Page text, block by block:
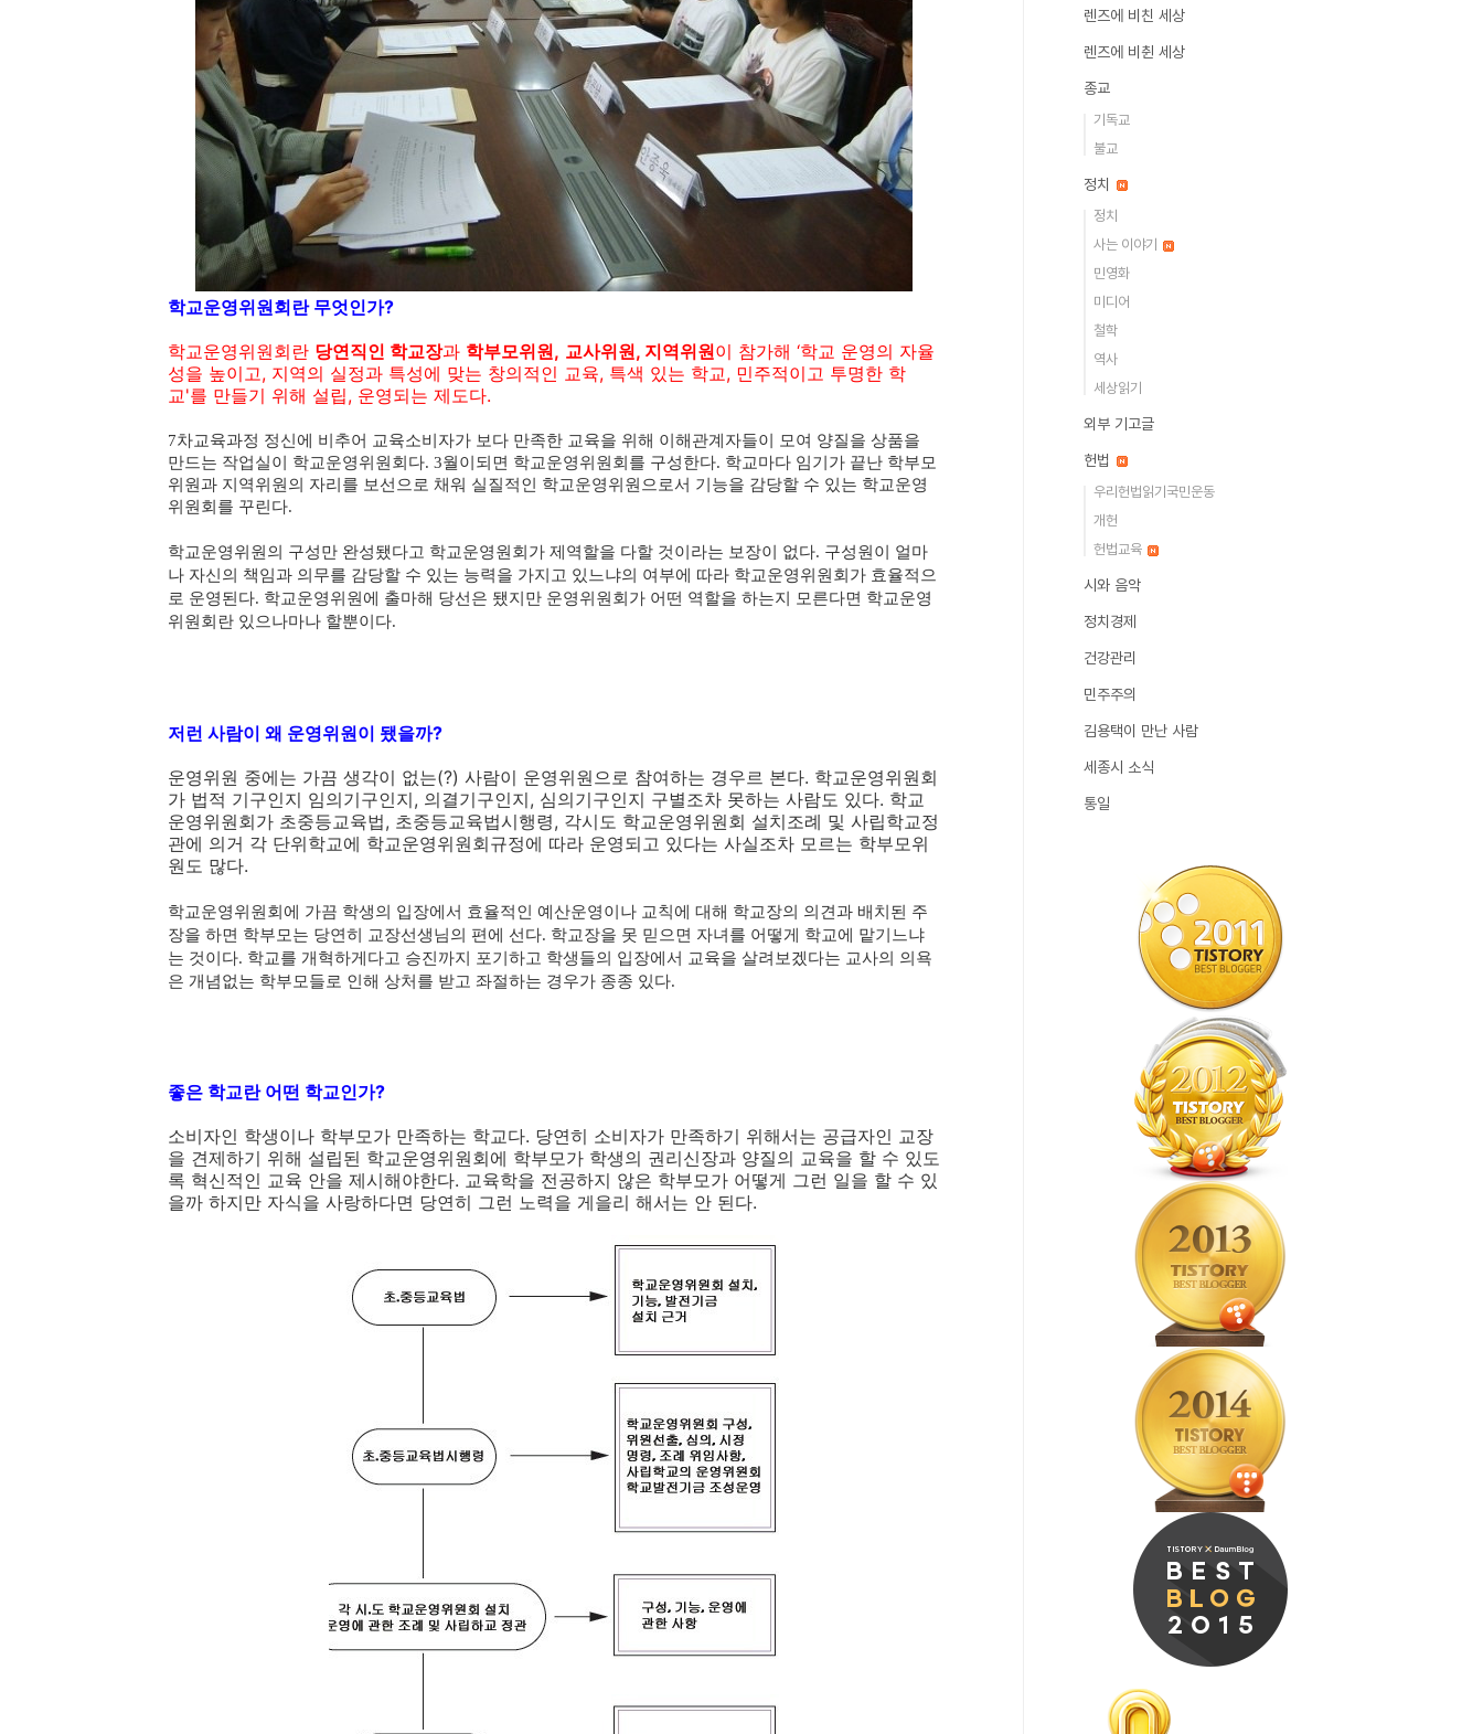
학교운영위원회란 무엇인가?
학교운영위원회란 당연직인 학교장과 학부모위원, 교사위원, 지역위원이 참가해 ‘학교 운영의 자율
성을 높이고, 지역의 실정과 특성에 맞는 창의적인 교육, 특색 있는 학교, 민주적이고 투명한 학
교'를 만들기 위해 설립, 운영되는 제도다.
7차교육과정 정신에 비추어 교육소비자가 보다 만족한 교육을 위해 이해관계자들이 모여 양질을 상품을
만드는 작업실이 학교운영위원회다. 3월이되면 학교운영위원회를 구성한다. 학교마다 임기가 끝난 학부모
위원과 지역위원의 자리를 보선으로 채워 실질적인 학교운영위원으로서 기능을 감당할 수 있는 학교운영
위원회를 꾸린다.
학교운영위원의 구성만 완성됐다고 학교운영원회가 제역할을 다할 것이라는 보장이 없다. 구성원이 얼마
나 자신의 책임과 의무를 감당할 수 있는 능력을 가지고 있느냐의 여부에 따라 학교운영위원회가 효율적으
로 운영된다. 학교운영위원에 출마해 당선은 됐지만 운영위원회가 어떤 역할을 하는지 모른다면 학교운영
위원회란 있으나마나 할뿐이다.
저런 사람이 왜 운영위원이 됐을까?
운영위원 중에는 가끔 생각이 없는(?) 사람이 운영위원으로 참여하는 경우르 본다. 학교운영위원회
가 법적 기구인지 임의기구인지, 의결기구인지, 심의기구인지 구별조차 못하는 사람도 있다. 학교
운영위원회가 초중등교육법, 초중등교육법시행령, 각시도 학교운영위원회 설치조례 및 사립학교정
관에 의거 각 단위학교에 학교운영위원회규정에 따라 운영되고 있다는 사실조차 모르는 학부모위
원도 많다.
학교운영위원회에 가끔 학생의 입장에서 효율적인 예산운영이나 교칙에 대해 학교장의 의견과 배치된 주
장을 하면 학부모는 당연히 교장선생님의 편에 선다. 학교장을 못 믿으면 자녀를 어떻게 학교에 맡기느냐
는 것이다. 학교를 개혁하게다고 승진까지 포기하고 학생들의 입장에서 교육을 살려보겠다는 교사의 의욕
은 개념없는 학부모들로 인해 상처를 받고 좌절하는 경우가 종종 있다.
좋은 학교란 어떤 학교인가?
소비자인 학생이나 학부모가 만족하는 학교다. 당연히 소비자가 만족하기 위해서는 공급자인 교장
을 견제하기 위해 설립된 학교운영위원회에 학부모가 학생의 권리신장과 양질의 교육을 할 수 있도
록 혁신적인 교육 안을 제시해야한다. 교육학을 전공하지 않은 학부모가 어떻게 그런 일을 할 수 있
을까 하지만 자식을 사랑하다면 당연히 그런 노력을 게을리 해서는 안 된다.
렌즈에 비친 세상
렌즈에 비췬 세상
종교
기독교
불교
정치
정치
사는 이야기
민영화
미디어
철학
역사
세상읽기
외부 기고글
헌법
우리헌법읽기국민운동
개헌
헌법교육
시와 음악
정치경제
건강관리
민주주의
김용택이 만난 사람
세종시 소식
통일